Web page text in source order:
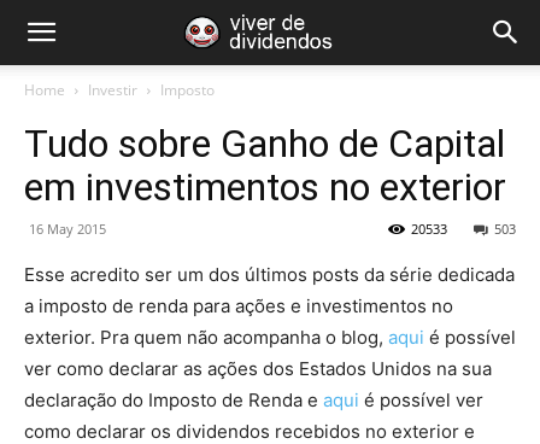
Home Investir Imposto
Tudo sobre Ganho de Capital
em investimentos no exterior
16 May 2015 503
20533
Esse acredito ser um dos últimos posts da série dedicada
a imposto de renda para ações e investimentos no
exterior. Pra quem não acompanha o blog, aqui é possível
ver como declarar as ações dos Estados Unidos na sua
declaração do Imposto de Renda e aqui é possível ver
como declarar os dividendos recebidos no exterior e